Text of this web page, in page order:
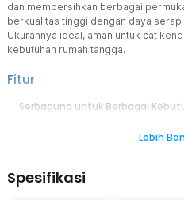
dan membersihkan berbagai
berkualitas tinggi dengan daya
Ukurannya ideal, aman untuk cat
kebutuhan rumah tangga.
Fitur
Serbaguna untuk Berbagai
kendaraan, membersihkan debu,
Serap Maksimal Tanpa Noda
Lebih
Spesifikasi